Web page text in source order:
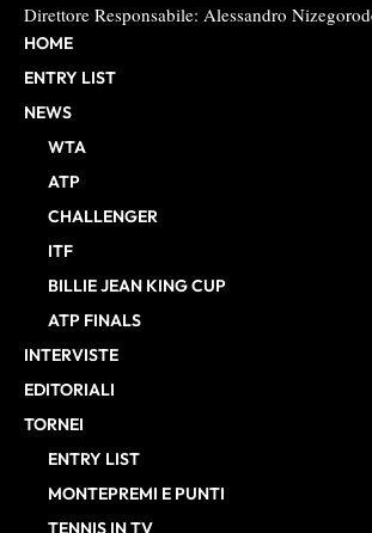
Direttore Responsabile: Alessandro
HOME
ENTRY LIST
NEWS
WTA
ATP
CHALLENGER
ITF
BILLIE JEAN KING CUP
ATP FINALS
INTERVISTE
EDITORIALI
TORNEI
ENTRY LIST
MONTEPREMI E PUNTI
TENNIS IN TV